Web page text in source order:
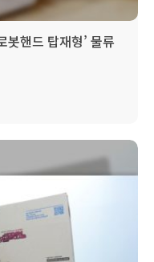
봇핸드 탑재형’ 물류